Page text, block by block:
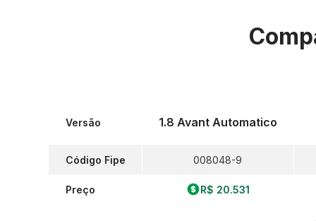
Versão
Código Fipe
Preço
1.8 Avant Automatico
008048-9
R$ 20.531